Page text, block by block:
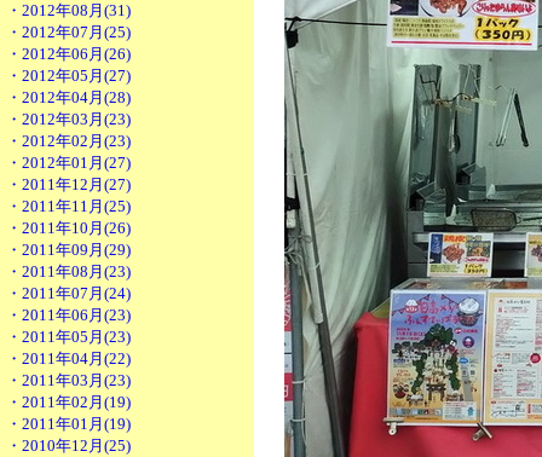
・2012年08月(31)
・2012年07月(25)
・2012年06月(26)
・2012年05月(27)
・2012年04月(28)
・2012年03月(23)
・2012年02月(23)
・2012年01月(27)
・2011年12月(27)
・2011年11月(25)
・2011年10月(26)
・2011年09月(29)
・2011年08月(23)
・2011年07月(24)
・2011年06月(23)
・2011年05月(23)
・2011年04月(22)
・2011年03月(23)
・2011年02月(19)
・2011年01月(19)
・2010年12月(25)